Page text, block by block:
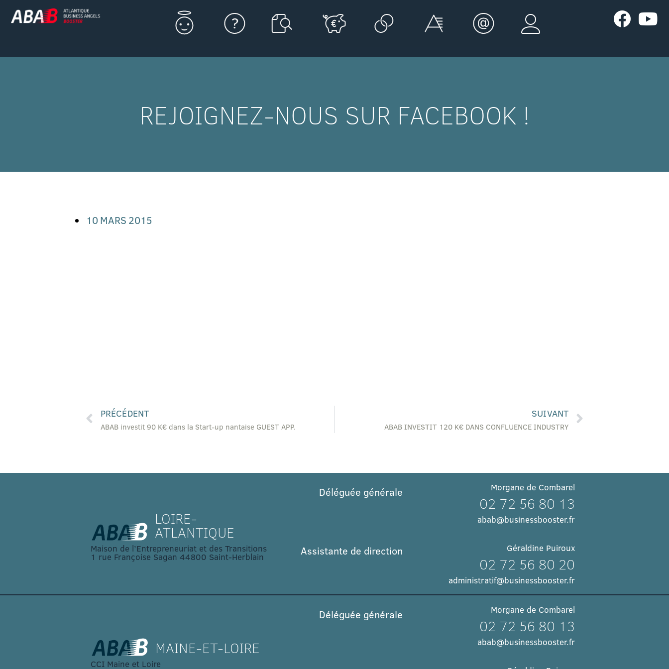
REJOIGNEZ-NOUS SUR FACEBOOK !
10 MARS 2015
PRÉCÉDENT
ABAB investit 90 K€ dans la Start-up nantaise GUEST APP.
SUIVANT
ABAB INVESTIT 120 K€ DANS CONFLUENCE INDUSTRY
LOIRE-
ATLANTIQUE
Maison de l’Entrepreneuriat et des Transitions
1 rue Françoise Sagan 44800 Saint-Herblain
Déléguée générale
Assistante de direction
Morgane de Combarel
02 72 56 80 13
abab@businessbooster.fr
Géraldine Puiroux
02 72 56 80 20
administratif@businessbooster.fr
MAINE-ET-LOIRE
CCI Maine et Loire
Déléguée générale Morgane de Combarel
02 72 56 80 13
abab@businessbooster.fr